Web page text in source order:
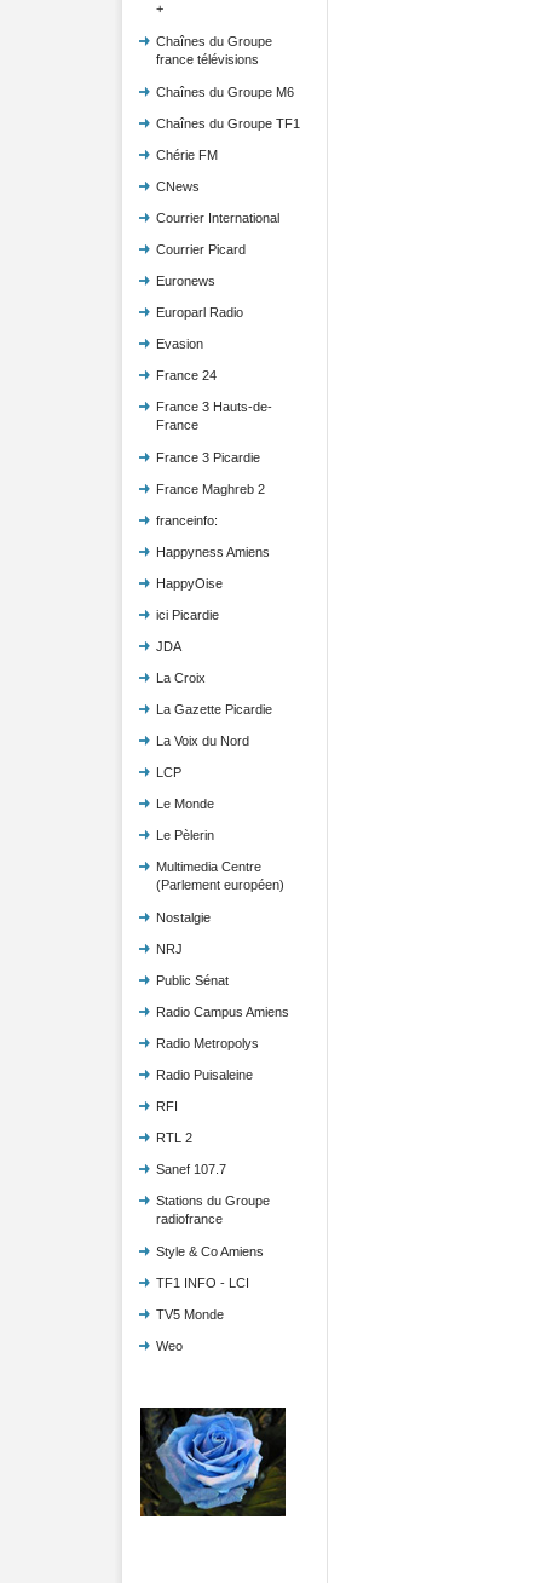
+
Chaînes du Groupe
france télévisions
Chaînes du Groupe M6
Chaînes du Groupe TF1
Chérie FM
CNews
Courrier International
Courrier Picard
Euronews
Europarl Radio
Evasion
France 24
France 3 Hauts-de-
France
France 3 Picardie
France Maghreb 2
franceinfo:
Happyness Amiens
HappyOise
ici Picardie
JDA
La Croix
La Gazette Picardie
La Voix du Nord
LCP
Le Monde
Le Pèlerin
Multimedia Centre
(Parlement européen)
Nostalgie
NRJ
Public Sénat
Radio Campus Amiens
Radio Metropolys
Radio Puisaleine
RFI
RTL 2
Sanef 107.7
Stations du Groupe
radiofrance
Style & Co Amiens
TF1 INFO - LCI
TV5 Monde
Weo